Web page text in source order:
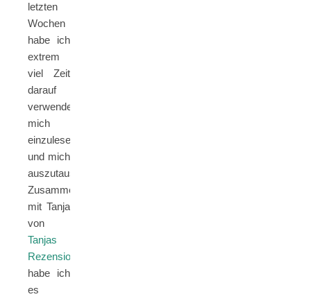
letzten
Wochen
habe ich
extrem
viel Zeit
darauf
verwendet
mich
einzulesen
und mich
auszutauschen.
Zusammen
mit Tanja
von
Tanjas
Rezensionen
habe ich
es